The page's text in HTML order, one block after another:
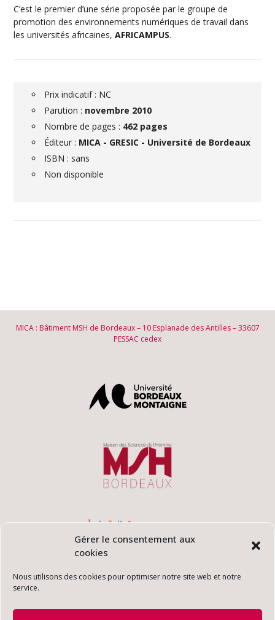
Gérer le consentement aux
cookies
Nous utilisons des cookies pour optimiser notre site web et notre
service.
C’est le premier d’une série proposée par le groupe de
promotion des environnements numériques de travail dans
les universités africaines,AFRICAMPUS.
Prix indicatif : NC
Parution : novembre 2010
Nombre de pages : 462 pages
Éditeur : MICA - GRESIC - Université de Bordeaux
ISBN : sans
Non disponible
MICA : Bâtiment MSH de Bordeaux – 10 Esplanade des Antilles – 33607
PESSAC cedex